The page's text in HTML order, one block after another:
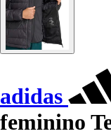
adidas
feminino